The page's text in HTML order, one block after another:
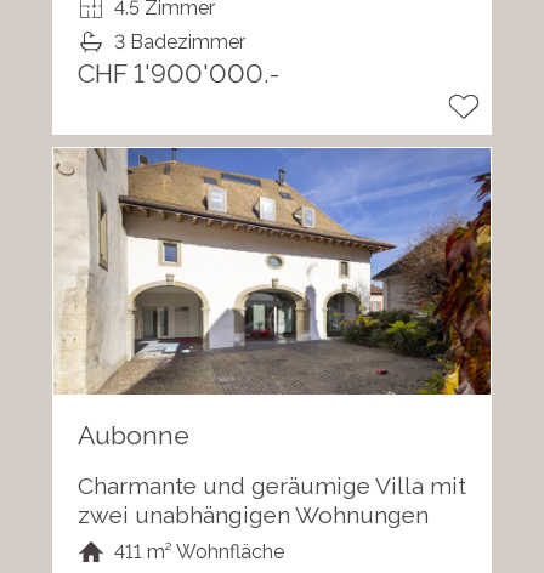
4.5 Zimmer
3 Badezimmer
CHF 1'900'000.-
Aubonne
Charmante und geräumige Villa mit
zwei unabhängigen Wohnungen
411 m² Wohnfläche